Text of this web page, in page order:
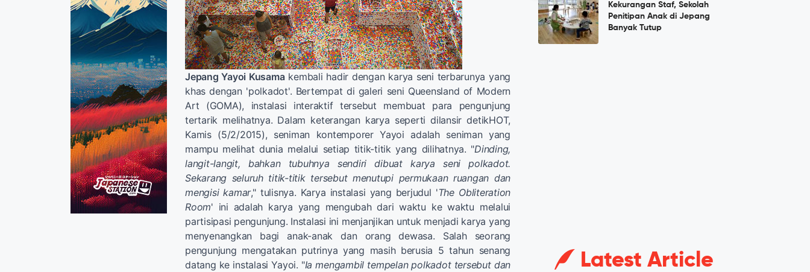
Jepang Yayoi Kusamakembali hadir dengan karya seni terbarunya yang
khas dengan 'polkadot'. Bertempat di galeri seni Queensland of Modern
Art (GOMA), instalasi interaktif tersebut membuat para pengunjung
tertarik melihatnya. Dalam keterangan karya seperti dilansir detikHOT,
Kamis (5/2/2015), seniman kontemporer Yayoi adalah seniman yang
mampu melihat dunia melalui setiap titik-titik yang dilihatnya. "Dinding,
langit-langit, bahkan tubuhnya sendiri dibuat karya seni polkadot.
Sekarang seluruh titik-titik tersebut menutupi permukaan ruangan dan
mengisi kamar," tulisnya. Karya instalasi yang berjudul 'The Obliteration
Room' ini adalah karya yang mengubah dari waktu ke waktu melalui
partisipasi pengunjung. Instalasi ini menjanjikan untuk menjadi karya yang
menyenangkan bagi anak-anak dan orang dewasa. Salah seorang
pengunjung mengatakan putrinya yang masih berusia 5 tahun senang
datang ke instalasi Yayoi. "Ia mengambil tempelan polkadot tersebut dan
Kekurangan Staf, Sekolah
Penitipan Anak di Jepang
Banyak Tutup
Latest Article